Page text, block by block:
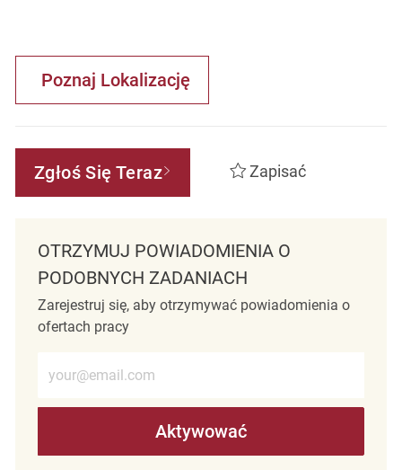
Poznaj Lokalizację
Zgłoś Się Teraz Zapisać
OTRZYMUJ POWIADOMIENIA O
PODOBNYCH ZADANIACH
Zarejestruj się, aby otrzymywać powiadomienia o
ofertach pracy
Aktywować